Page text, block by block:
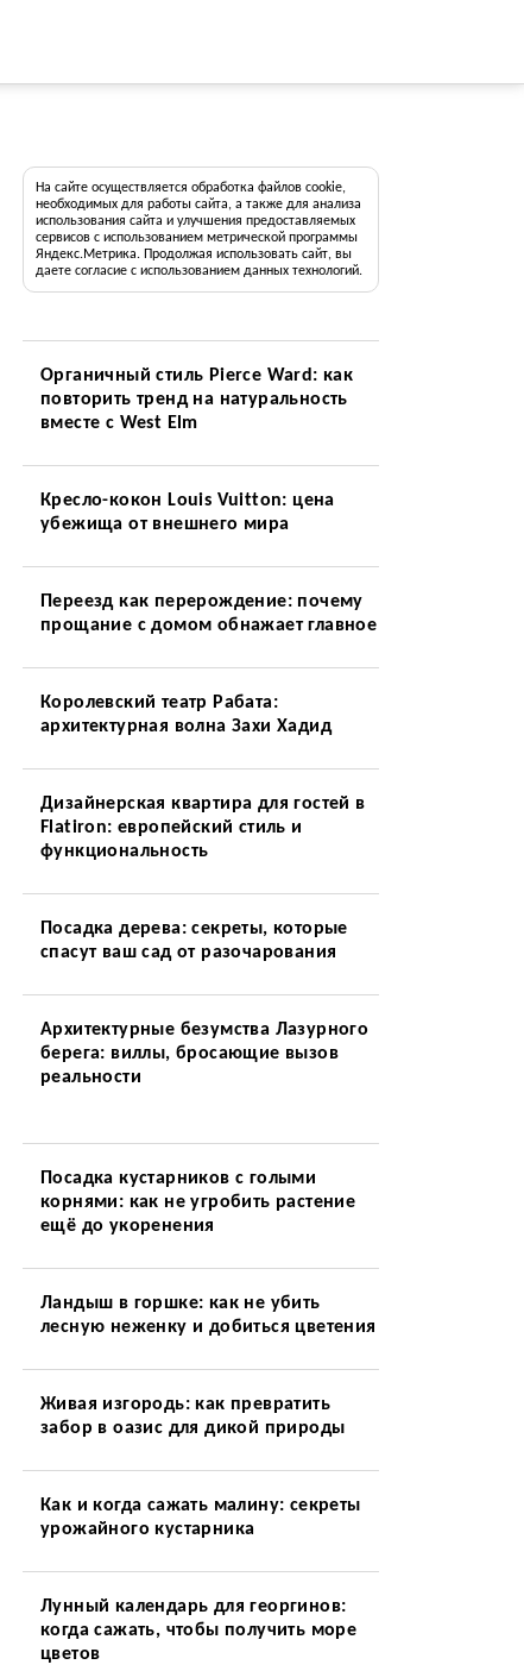
На сайте осуществляется обработка файлов cookie,
необходимых для работы сайта, а также для анализа
использования сайта и улучшения предоставляемых
сервисов с использованием метрической программы
Яндекс.Метрика. Продолжая использовать сайт, вы
даете согласие с использованием данных технологий.
Органичный стиль Pierce Ward: как
повторить тренд на натуральность
вместе с West Elm
Кресло-кокон Louis Vuitton: цена
убежища от внешнего мира
Переезд как перерождение: почему
прощание с домом обнажает главное
Королевский театр Рабата:
архитектурная волна Захи Хадид
Дизайнерская квартира для гостей в
Flatiron: европейский стиль и
функциональность
Посадка дерева: секреты, которые
спасут ваш сад от разочарования
Архитектурные безумства Лазурного
берега: виллы, бросающие вызов
реальности
Посадка кустарников с голыми
корнями: как не угробить растение
ещё до укоренения
Ландыш в горшке: как не убить
лесную неженку и добиться цветения
Живая изгородь: как превратить
забор в оазис для дикой природы
Как и когда сажать малину: секреты
урожайного кустарника
Лунный календарь для георгинов:
когда сажать, чтобы получить море
цветов